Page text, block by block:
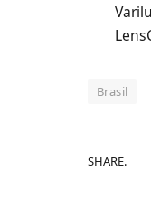
Brasil
SHARE.